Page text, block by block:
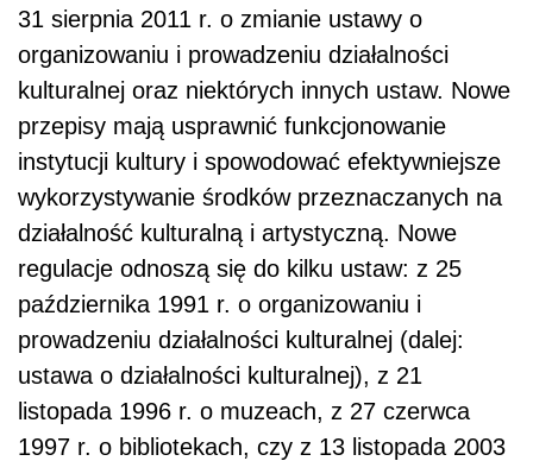
31 sierpnia 2011 r. o zmianie ustawy o
organizowaniu i prowadzeniu działalności
kulturalnej oraz niektórych innych ustaw. Nowe
przepisy mają usprawnić funkcjonowanie
instytucji kultury i spowodować efektywniejsze
wykorzystywanie środków przeznaczanych na
działalność kulturalną i artystyczną. Nowe
regulacje odnoszą się do kilku ustaw: z 25
października 1991 r. o organizowaniu i
prowadzeniu działalności kulturalnej (dalej:
ustawa o działalności kulturalnej), z 21
listopada 1996 r. o muzeach, z 27 czerwca
1997 r. o bibliotekach, czy z 13 listopada 2003